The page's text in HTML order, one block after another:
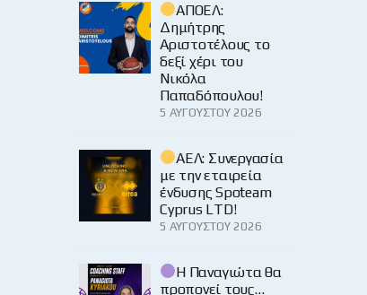
ΑΠΟΕΛ:
Δημήτρης
Αριστοτέλους το
δεξί χέρι του
Νικόλα
Παπαδόπουλου!
5 ΑΥΓΟΎΣΤΟΥ 2026
ΑΕΛ: Συνεργασία
με την εταιρεία
ένδυσης Spoteam
Cyprus LTD!
5 ΑΥΓΟΎΣΤΟΥ 2026
Η Παναγιώτα θα
προπονεί τους…